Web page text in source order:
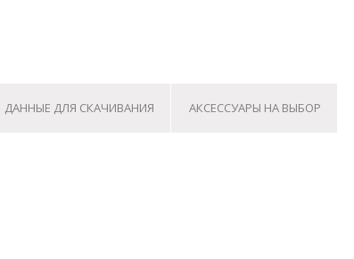
ДАННЫЕ ДЛЯ СКАЧИВАНИЯ АКСЕССУАРЫ НА ВЫБОР